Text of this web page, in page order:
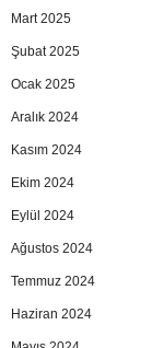
Mart 2025
Şubat 2025
Ocak 2025
Aralık 2024
Kasım 2024
Ekim 2024
Eylül 2024
Ağustos 2024
Temmuz 2024
Haziran 2024